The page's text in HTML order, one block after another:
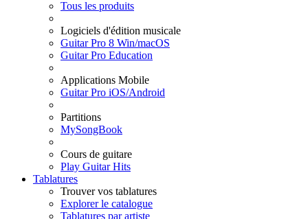
Tous les produits
Logiciels d'édition musicale
Guitar Pro 8 Win/macOS
Guitar Pro Education
Applications Mobile
Guitar Pro iOS/Android
Partitions
MySongBook
Cours de guitare
Play Guitar Hits
Tablatures
Trouver vos tablatures
Explorer le catalogue
Tablatures par artiste